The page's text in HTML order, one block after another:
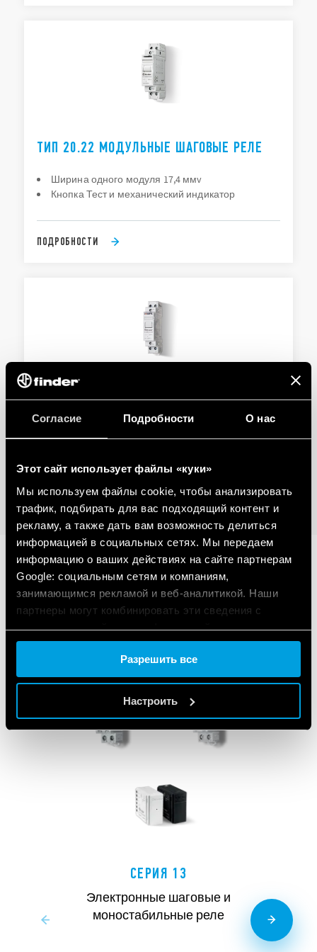
Согласие Подробности О нас
Этот сайт использует файлы «куки»
Мы используем файлы cookie, чтобы анализировать
трафик, подбирать для вас подходящий контент и
рекламу, а также дать вам возможность делиться
информацией в социальных сетях. Мы передаем
информацию о ваших действиях на сайте партнерам
Google: социальным сетям и компаниям,
занимающимся рекламой и веб-аналитикой. Наши
партнеры могут комбинировать эти сведения с
предоставленной вами информацией, а также
данными, которые они получили при использовании
Разрешить все
Настроить
ТИП 20.22 МОДУЛЬНЫЕ ШАГОВЫЕ РЕЛЕ
Ширина одного модуля 17,4 ммv
Кнопка Тест и механический индикатор
ПОДРОБНОСТИ
ТИП 20.23 МОДУЛЬНЫЕ ШАГОВЫЕ РЕЛЕ
Ширина одного модуля 17,4 мм
ПОДРОБНОСТИ
СВЯЗАННАЯ СЕРИЯ
ПРОДУКЦИЯ
СЕРИЯ 13
Электронные шаговые и
моностабильные реле